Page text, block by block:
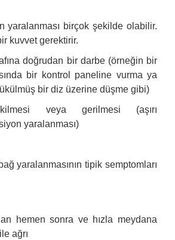
yaralanması birçok şekilde olabilir.
kuvvet gerektirir.
doğrudan bir darbe (örneğin bir
bir kontrol paneline vurma ya
bir diz üzerine düşme gibi)
veya gerilmesi (aşırı
yaralanması)
yaralanmasının tipik semptomları
hemen sonra ve hızla meydana
ağrı